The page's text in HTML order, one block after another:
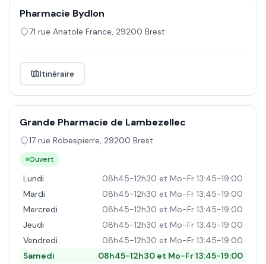
Pharmacie Bydlon
71 rue Anatole France, 29200 Brest
Itinéraire
Grande Pharmacie de Lambezellec
17 rue Robespierre, 29200 Brest
Ouvert
Lundi
08h45-12h30 et Mo-Fr 13:45-19:00
Mardi
08h45-12h30 et Mo-Fr 13:45-19:00
Mercredi
08h45-12h30 et Mo-Fr 13:45-19:00
Jeudi
08h45-12h30 et Mo-Fr 13:45-19:00
Vendredi
08h45-12h30 et Mo-Fr 13:45-19:00
Samedi
08h45-12h30 et Mo-Fr 13:45-19:00